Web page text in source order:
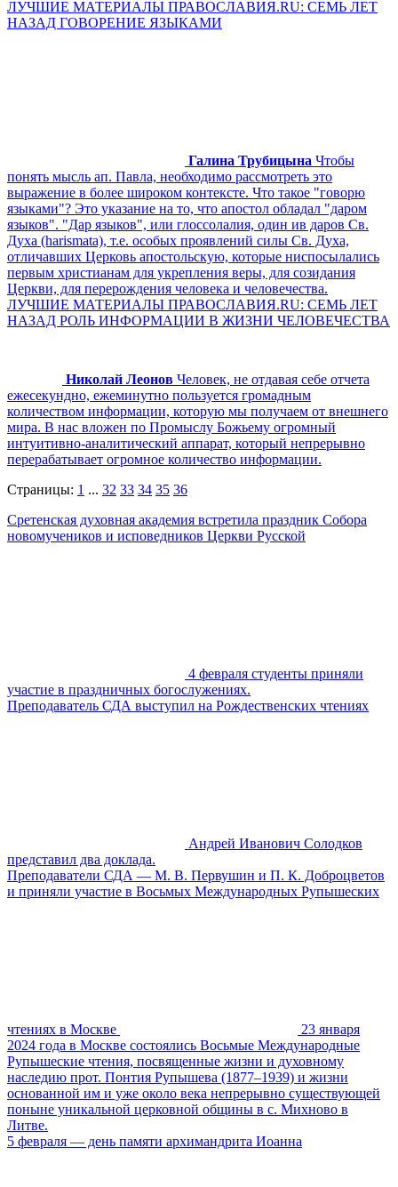
ЛУЧШИЕ МАТЕРИАЛЫ ПРАВОСЛАВИЯ.RU: СЕМЬ ЛЕТ
НАЗАД ГОВОРЕНИЕ ЯЗЫКАМИ
Галина Трубицына Чтобы
понять мысль ап. Павла, необходимо рассмотреть это
выражение в более широком контексте. Что такое "говорю
языками"? Это указание на то, что апостол обладал "даром
языков". "Дар языков", или глоссолалия, один ив даров Св.
Духа (harismata), т.е. особых проявлений силы Св. Духа,
отличавших Церковь апостольскую, которые ниспосылались
первым христианам для укрепления веры, для созидания
Церкви, для перерождения человека и человечества.
ЛУЧШИЕ МАТЕРИАЛЫ ПРАВОСЛАВИЯ.RU: СЕМЬ ЛЕТ
НАЗАД РОЛЬ ИНФОРМАЦИИ В ЖИЗНИ ЧЕЛОВЕЧЕСТВА
Николай Леонов Человек, не отдавая себе отчета
ежесекундно, ежеминутно пользуется громадным
количеством информации, которую мы получаем от внешнего
мира. В нас вложен по Промыслу Божьему огромный
интуитивно-аналитический аппарат, который непрерывно
перерабатывает огромное количество информации.
Страницы: 1 ... 32 33 34 35 36
Сретенская духовная академия встретила праздник Собора
новомучеников и исповедников Церкви Русской
4 февраля студенты приняли
участие в праздничных богослужениях.
Преподаватель СДА выступил на Рождественских чтениях
Андрей Иванович Солодков
представил два доклада.
Преподаватели СДА — М. В. Первушин и П. К. Доброцветов
и приняли участие в Восьмых Международных Рупышеских
чтениях в Москве
23 января
2024 года в Москве состоялись Восьмые Международные
Рупышеские чтения, посвященные жизни и духовному
наследию прот. Понтия Рупышева (1877–1939) и жизни
основанной им и уже около века непрерывно существующей
поныне уникальной церковной общины в с. Михново в
Литве.
5 февраля — день памяти архимандрита Иоанна